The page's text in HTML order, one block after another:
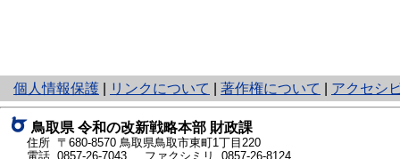
個人情報保護
と
り
ネ
ッ
ト
リンクについて 著作権について アクセシ
鳥取県 令和の改新戦略本部 財政課
住所 〒680-8570 鳥取県鳥取市東町1丁目220
電話 0857-26-7043 ファクシミリ 0857-26-8124